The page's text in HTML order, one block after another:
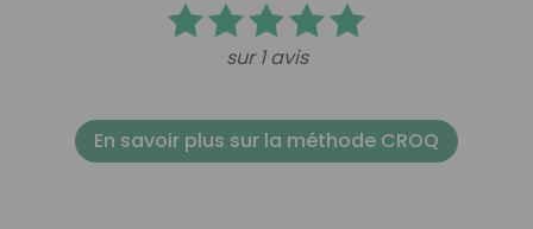
sur 1 avis
En savoir plus sur la méthode CROQ